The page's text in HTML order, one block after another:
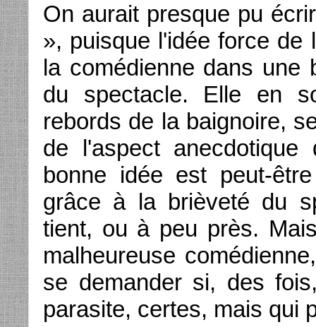
On aurait presque pu
», puisque l'idée force de
la comédienne dans une
du spectacle. Elle en
rebords de la baignoire,
de l'aspect
bonne idée est peut-
grâce à la brièveté du
tient, ou à peu près.
malheureuse
se demander si, des
parasite, certes, mais qui